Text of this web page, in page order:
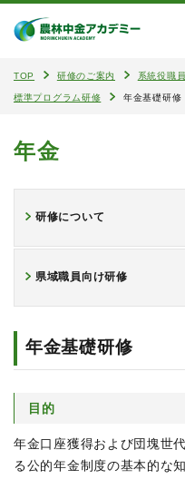
TOP 研修のご案内 系統役職
標準プログラム研修 年金基礎研修
年金
研修について
県域職員向け研修
年金基礎研修
目的
年金口座獲得および団塊世
る公的年金制度の基本的な